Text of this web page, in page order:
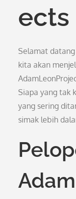
ects
Selamat
kita akan
Siapa yang tak
yang sering
simak lebih